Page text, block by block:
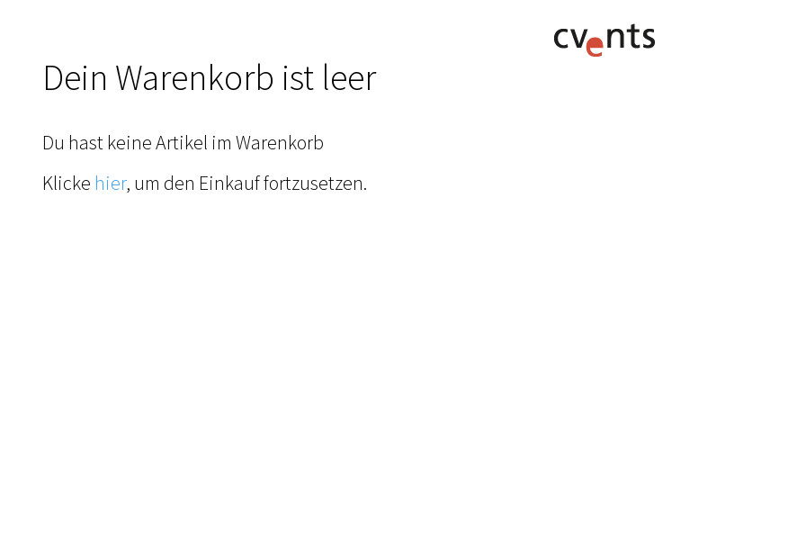
Dein Warenkorb ist leer
Du hast keine Artikel im Warenkorb
Klicke hier, um den Einkauf fortzusetzen.